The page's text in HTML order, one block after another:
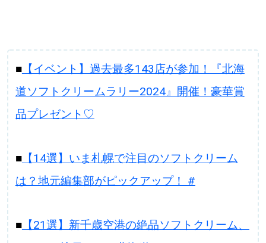
■【イベント】過去最多143店が参加！『北海
道ソフトクリームラリー2024』開催！豪華賞
品プレゼント♡
■【14選】いま札幌で注目のソフトクリーム
は？地元編集部がピックアップ！ #
■【21選】新千歳空港の絶品ソフトクリーム、